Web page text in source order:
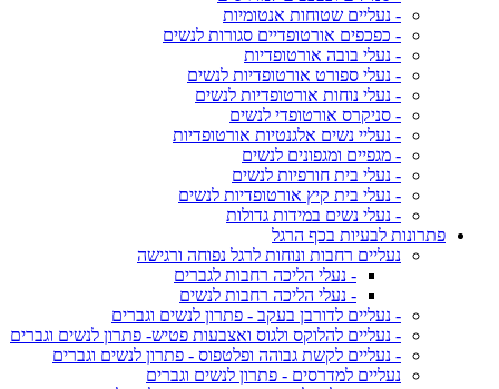
- נעליים שטוחות אנטומיות
- כפכפים אורטופדיים סגורות לנשים
- נעלי בובה אורטופדיות
- נעלי ספורט אורטופדיות לנשים
- נעלי נוחות אורטופדיות לנשים
- סניקרס אורטופדי לנשים
- נעליי נשים אלגנטיות אורטופדיות
- מגפיים ומגפונים לנשים
- נעלי בית חורפיות לנשים
- נעלי בית קיץ אורטופדיות לנשים
- נעלי נשים במידות גדולות
פתרונות לבעיות בכף הרגל
נעליים רחבות ונוחות לרגל נפוחה ורגישה
- נעלי הליכה רחבות לגברים
- נעלי הליכה רחבות לנשים
- נעליים לדורבן בעקב - פתרון לנשים וגברים
- נעליים להלוקס ולגוס ואצבעות פטיש- פתרון לנשים וגברים
- נעליים לקשת גבוהה ופלטפוס - פתרון לנשים וגברים
נעליים למדרסים - פתרון לנשים וגברים